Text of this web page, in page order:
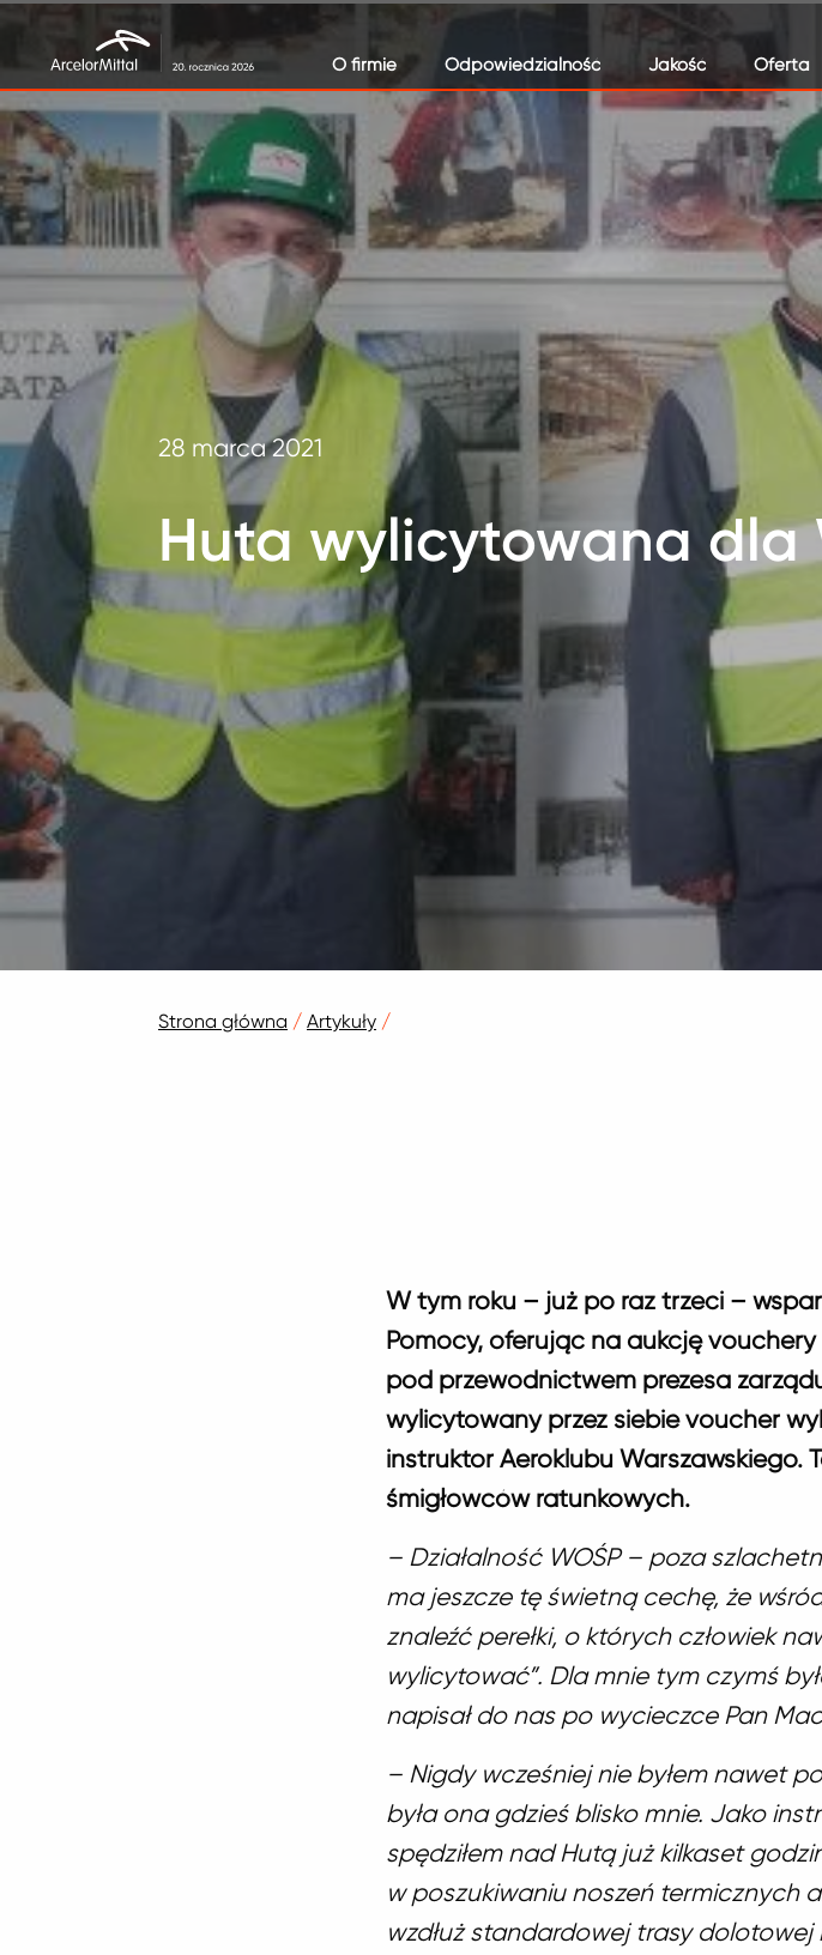
O firmie Odpowiedzialność Jakość Oferta
28 marca 2021
Huta wylicytowana dla
Strona główna / Artykuły /
W tym roku – już po raz trzeci –
Pomocy, oferując na aukcję
pod przewodnictwem prezesa
wylicytowany przez siebie voucher
instruktor Aeroklubu Warszawskiego.
śmigłowców ratunkowych.
– Działalność WOŚP – poza
ma jeszcze tę świetną cechę, że
znaleźć perełki, o których człowiek
wylicytować”. Dla mnie tym czymś
napisał do nas po wycieczce Pan
– Nigdy wcześniej nie byłem nawet
była ona gdzieś blisko mnie. Jako
spędziłem nad Hutą już kilkaset
w poszukiwaniu noszeń termicznych
wzdłuż standardowej trasy